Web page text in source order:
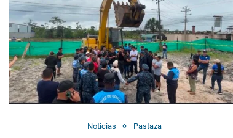
Noticias Pastaza